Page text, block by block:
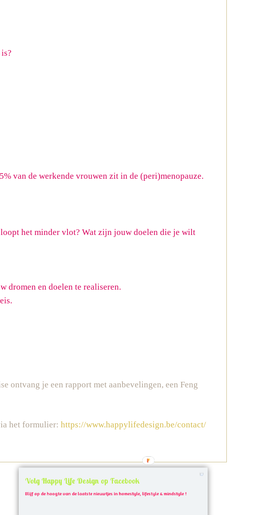
van de werkende vrouwen zit in de (peri)menopauze.
het minder vlot? Wat zijn jouw doelen die je wilt
dromen en doelen te realiseren.
ontvang je een rapport met aanbevelingen, een Feng
het formulier: https://www.happylifedesign.be/contact/
Volg Happy Life Design op Facebook
Blijf op de hoogte van de laatste nieuwtjes in homestyle, lifestyle & mindstyle !